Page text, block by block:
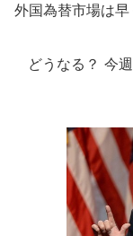
外国為替市場は早
どうなる？ 今週